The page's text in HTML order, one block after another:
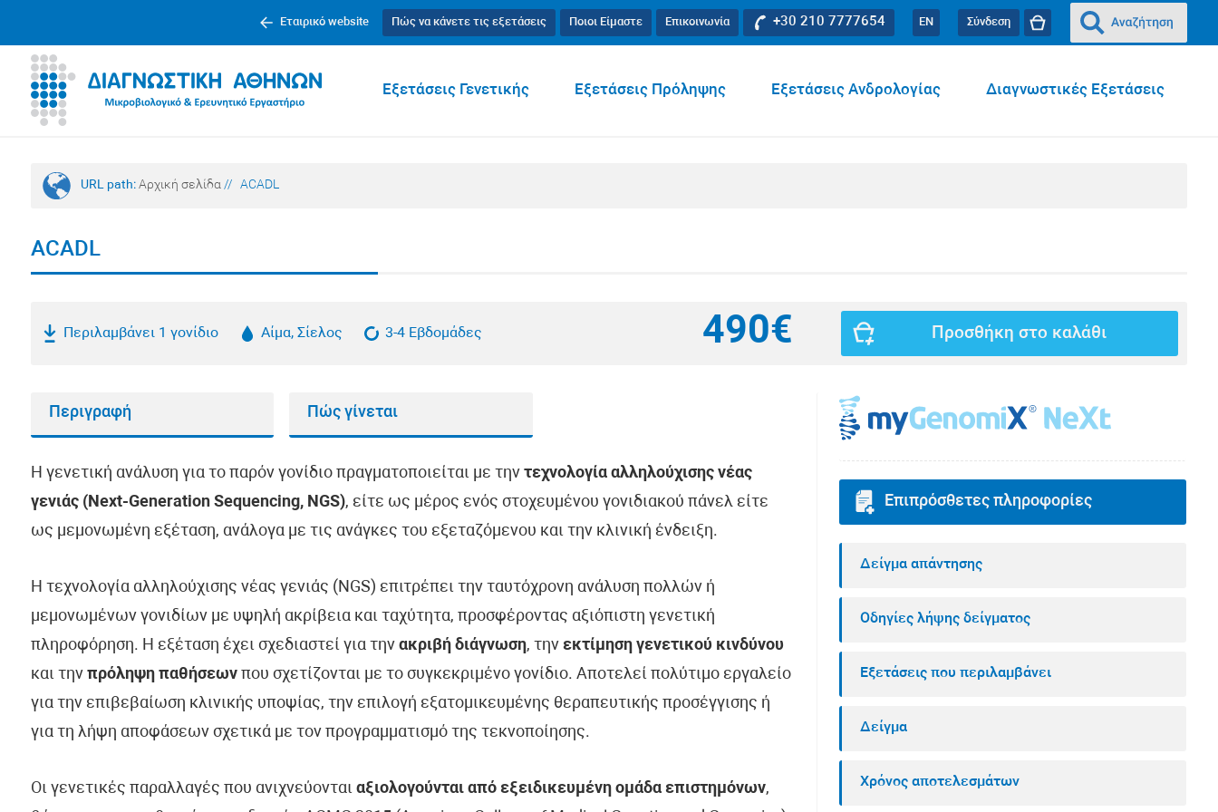
Σύνδεση
EN
+30 210 7777654
Επικοινωνία
Ποιοι Είμαστε
Πώς να κάνετε τις εξετάσεις
Εταιρικό website
Διαγνωστικές Εξετάσεις
Εξετάσεις Ανδρολογίας
Εξετάσεις Πρόληψης
Εξετάσεις Γενετικής
URL path: Αρχική σελίδα // ACADL
ACADL
Περιλαμβάνει 1 γονίδιο Αίμα, Σίελος 3-4 Εβδομάδες 490€ Προσθήκη στο καλάθι
Περιγραφή Πώς γίνεται
Η γενετική ανάλυση για το παρόν γονίδιο πραγματοποιείται με την τεχνολογία αλληλούχισης νέας
γενιάς (Next-Generation Sequencing, NGS), είτε ως μέρος ενός στοχευμένου γονιδιακού πάνελ είτε
ως μεμονωμένη εξέταση, ανάλογα με τις ανάγκες του εξεταζόμενου και την κλινική ένδειξη.
Η τεχνολογία αλληλούχισης νέας γενιάς (NGS) επιτρέπει την ταυτόχρονη ανάλυση πολλών ή
μεμονωμένων γονιδίων με υψηλή ακρίβεια και ταχύτητα, προσφέροντας αξιόπιστη γενετική
πληροφόρηση. Η εξέταση έχει σχεδιαστεί για την ακριβή διάγνωση, την εκτίμηση γενετικού κινδύνου
και την πρόληψη παθήσεωνπου σχετίζονται με το συγκεκριμένο γονίδιο. Αποτελεί πολύτιμο εργαλείο
για την επιβεβαίωση κλινικής υποψίας, την επιλογή εξατομικευμένης θεραπευτικής προσέγγισης ή
για τη λήψη αποφάσεων σχετικά με τον προγραμματισμό της τεκνοποίησης.
Οι γενετικές παραλλαγές που ανιχνεύονται αξιολογούνται από εξειδικευμένη ομάδα επιστημόνων,
Επιπρόσθετες πληροφορίες
Δείγμα απάντησης
Οδηγίες λήψης δείγματος
Εξετάσεις που περιλαμβάνει
Δείγμα
Χρόνος αποτελεσμάτων